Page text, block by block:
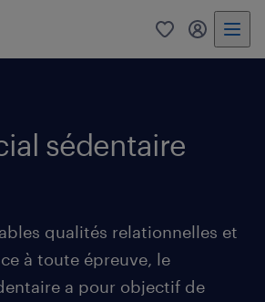
0 mon
sédentaire
qualités relationnelles et
à toute épreuve, le
a pour objectif de